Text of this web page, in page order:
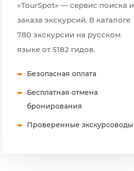
«TourSpot» — сервис поиска и
заказа экскурсий. В каталоге
780 экскурсии на русском
языке от 5182 гидов.
Безопасная оплата
Бесплатная отмена
бронирования
Проверенные экскурсоводы